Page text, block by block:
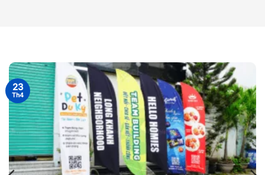
23
Th4